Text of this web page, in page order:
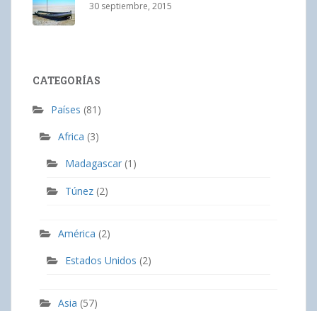
30 septiembre, 2015
CATEGORÍAS
Países (81)
Africa (3)
Madagascar (1)
Túnez (2)
América (2)
Estados Unidos (2)
Asia (57)